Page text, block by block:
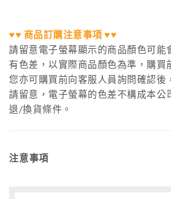
♥♥ 商品訂購注意事項 ♥♥
請留意電子螢幕顯示的商品顏色可能
有色差，以實際商品顏色為準，購買
您亦可購買前向客服人員詢問確認後
請留意，電子螢幕的色差不構成本公
退/換貨條件。
注意事項